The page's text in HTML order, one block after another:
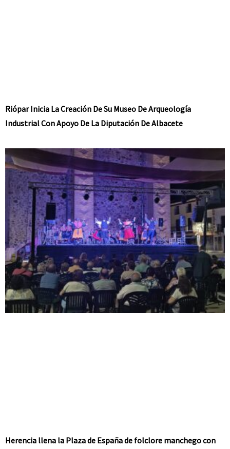
Riópar Inicia La Creación De Su Museo De Arqueología
Industrial Con Apoyo De La Diputación De Albacete
Herencia llena la Plaza de España de folclore manchego con